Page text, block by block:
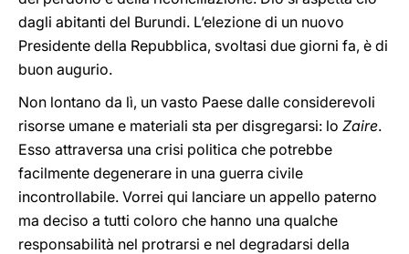
dagli abitanti del Burundi. L’elezione di un nuovo
Presidente della Repubblica, svoltasi due giorni fa, è di
buon augurio.
Non lontano da lì, un vasto Paese dalle considerevoli
risorse umane e materiali sta per disgregarsi: lo Zaire.
Esso attraversa una crisi politica che potrebbe
facilmente degenerare in una guerra civile
incontrollabile. Vorrei qui lanciare un appello paterno
ma deciso a tutti coloro che hanno una qualche
responsabilità nel protrarsi e nel degradarsi della